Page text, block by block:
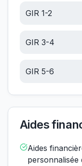
GIR 1-2
GIR 3-4
GIR 5-6
Aides
Aides
personnalisée